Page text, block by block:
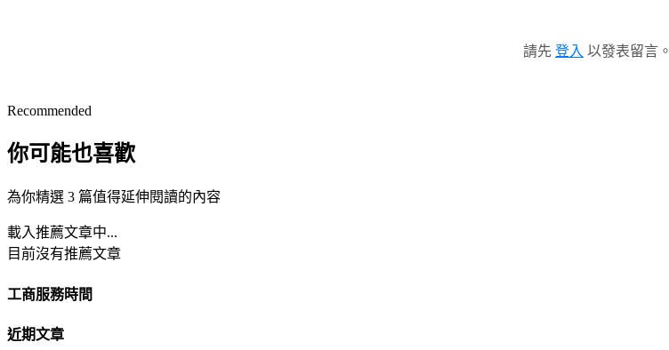
請先 登入 以發表留言。
Recommended
你可能也喜歡
為你精選 3 篇值得延伸閱讀的內容
載入推薦文章中...
目前沒有推薦文章
工商服務時間
近期文章